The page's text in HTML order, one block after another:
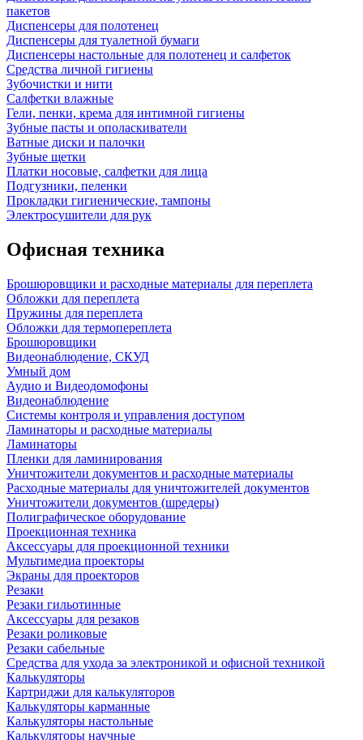
пакетов
Диспенсеры для полотенец
Диспенсеры для туалетной бумаги
Диспенсеры настольные для полотенец и салфеток
Средства личной гигиены
Зубочистки и нити
Салфетки влажные
Гели, пенки, крема для интимной гигиены
Зубные пасты и ополаскиватели
Ватные диски и палочки
Зубные щетки
Платки носовые, салфетки для лица
Подгузники, пеленки
Прокладки гигиенические, тампоны
Электросушители для рук
Офисная техника
Брошюровщики и расходные материалы для переплета
Обложки для переплета
Пружины для переплета
Обложки для термопереплета
Брошюровщики
Видеонаблюдение, СКУД
Умный дом
Аудио и Видеодомофоны
Видеонаблюдение
Системы контроля и управления доступом
Ламинаторы и расходные материалы
Ламинаторы
Пленки для ламинирования
Уничтожители документов и расходные материалы
Расходные материалы для уничтожителей документов
Уничтожители документов (шредеры)
Полиграфическое оборудование
Проекционная техника
Аксессуары для проекционной техники
Мультимедиа проекторы
Экраны для проекторов
Резаки
Резаки гильотинные
Аксессуары для резаков
Резаки роликовые
Резаки сабельные
Средства для ухода за электроникой и офисной техникой
Калькуляторы
Картриджи для калькуляторов
Калькуляторы карманные
Калькуляторы настольные
Калькуляторы научные